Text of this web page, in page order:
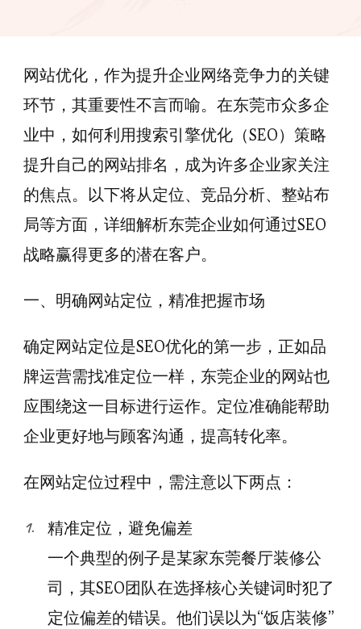
网站优化，作为提升企业网络竞争力的关键
环节，其重要性不言而喻。在东莞市众多企
业中，如何利用搜索引擎优化（SEO）策略
提升自己的网站排名，成为许多企业家关注
的焦点。以下将从定位、竞品分析、整站布
局等方面，详细解析东莞企业如何通过SEO
战略赢得更多的潜在客户。
一、明确网站定位，精准把握市场
确定网站定位是SEO优化的第一步，正如品
牌运营需找准定位一样，东莞企业的网站也
应围绕这一目标进行运作。定位准确能帮助
企业更好地与顾客沟通，提高转化率。
在网站定位过程中，需注意以下两点：
精准定位，避免偏差
一个典型的例子是某家东莞餐厅装修公
司，其SEO团队在选择核心关键词时犯了
定位偏差的错误。他们误以为“饭店装修”